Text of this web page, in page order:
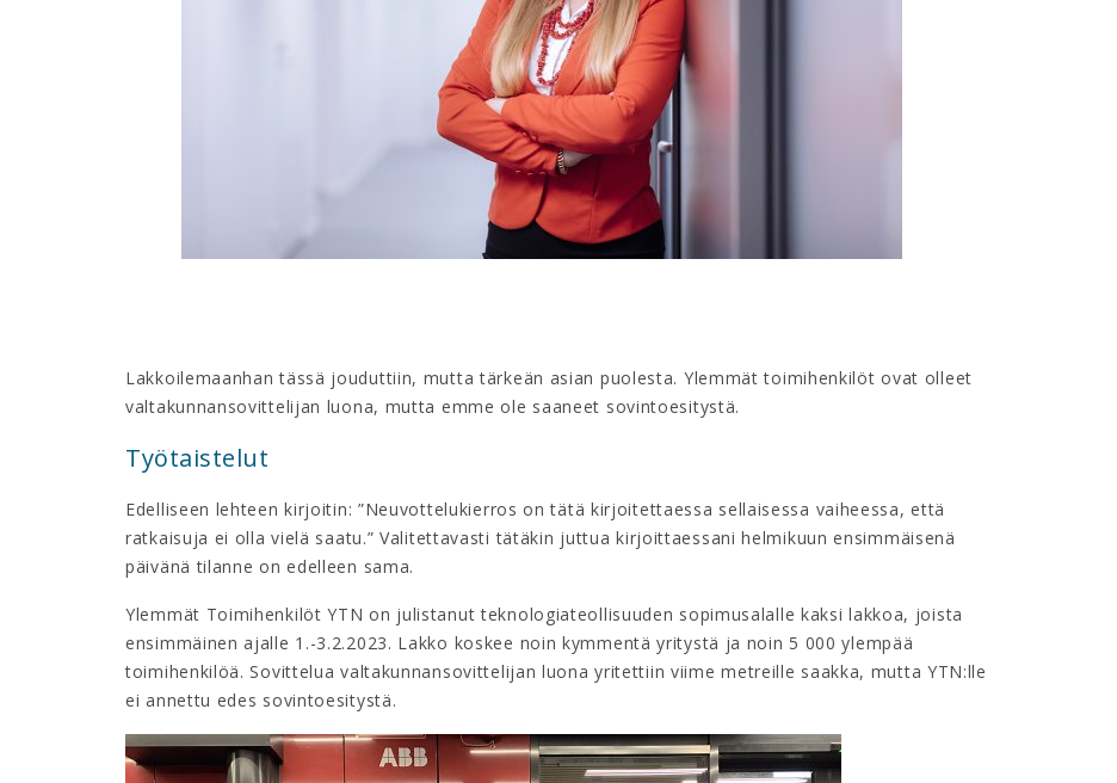
Lakkoilemaanhan tässä jouduttiin, mutta tärkeän asian puolesta. Ylemmät toimihenkilöt ovat olleet
valtakunnansovittelijan luona, mutta emme ole saaneet sovintoesitystä.
Työtaistelut
Edelliseen lehteen kirjoitin: ”Neuvottelukierros on tätä kirjoitettaessa sellaisessa vaiheessa, että
ratkaisuja ei olla vielä saatu.” Valitettavasti tätäkin juttua kirjoittaessani helmikuun ensimmäisenä
päivänä tilanne on edelleen sama.
Ylemmät Toimihenkilöt YTN on julistanut teknologiateollisuuden sopimusalalle kaksi lakkoa, joista
ensimmäinen ajalle 1.-3.2.2023. Lakko koskee noin kymmentä yritystä ja noin 5 000 ylempää
toimihenkilöä. Sovittelua valtakunnansovittelijan luona yritettiin viime metreille saakka, mutta YTN:lle
ei annettu edes sovintoesitystä.